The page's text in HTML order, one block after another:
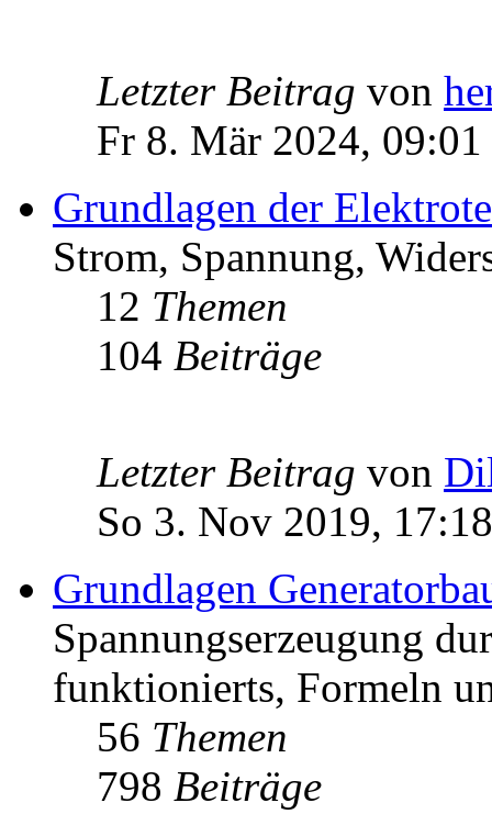
Letzter Beitrag von
Fr 8. Mär 2024, 09:01
Grundlagen der
Strom, Spannung,
12 Themen
104 Beiträge
Letzter Beitrag von
So 3. Nov 2019, 17:18
Grundlagen
Spannungserzeugung
funktionierts, Formeln
56 Themen
798 Beiträge